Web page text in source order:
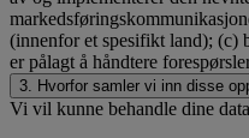
(innenfor et spesifikt land); (c)
er pålagt å håndtere
3. Hvorfor samler vi inn disse
Vi vil kunne behandle dine